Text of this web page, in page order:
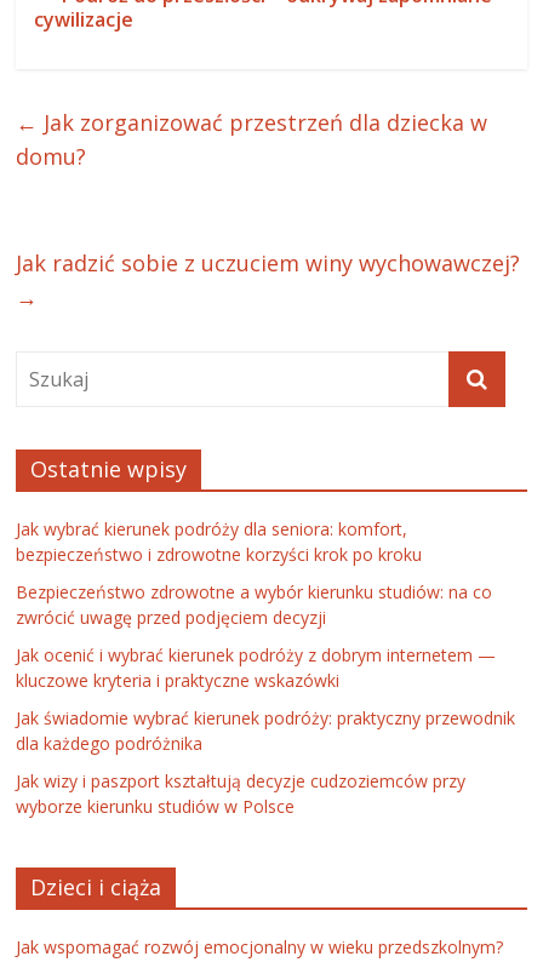
cywilizacje
← Jak zorganizować przestrzeń dla dziecka w
domu?
Jak radzić sobie z uczuciem winy wychowawczej?
→
Ostatnie wpisy
Jak wybrać kierunek podróży dla seniora: komfort,
bezpieczeństwo i zdrowotne korzyści krok po kroku
Bezpieczeństwo zdrowotne a wybór kierunku studiów: na co
zwrócić uwagę przed podjęciem decyzji
Jak ocenić i wybrać kierunek podróży z dobrym internetem —
kluczowe kryteria i praktyczne wskazówki
Jak świadomie wybrać kierunek podróży: praktyczny przewodnik
dla każdego podróżnika
Jak wizy i paszport kształtują decyzje cudzoziemców przy
wyborze kierunku studiów w Polsce
Dzieci i ciąża
Jak wspomagać rozwój emocjonalny w wieku przedszkolnym?